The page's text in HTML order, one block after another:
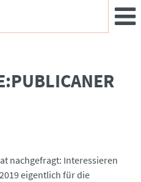
nachgefragt: Interessieren
eigentlich für die